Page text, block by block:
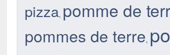
pizza, pomme de
pommes de terre,